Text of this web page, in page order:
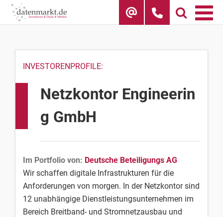
Skip
INVESTORENPROFILE:
Netzkontor Engineerin
g GmbH
Im Portfolio von: Deutsche Beteiligungs AG
Wir schaffen digitale Infrastrukturen für die
Anforderungen von morgen. In der Netzkontor sind
12 unabhängige Dienstleistungsunternehmen im
Bereich Breitband- und Stromnetzausbau und